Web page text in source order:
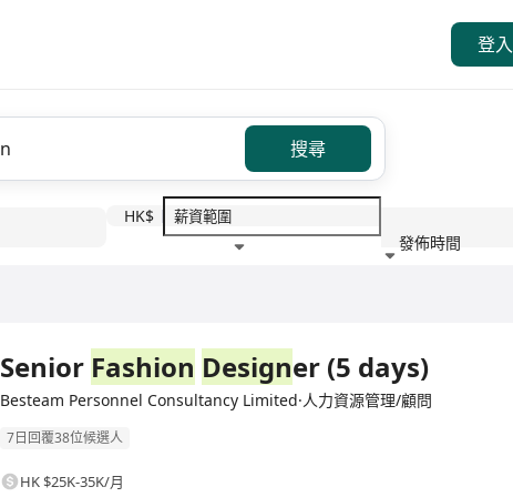
登入
搜尋
HK$
發佈時間
Senior Fashion Designer (5 days)
Besteam Personnel Consultancy Limited·人力資源管理/顧問
7日回覆38位候選人
HK $25K-35K/月